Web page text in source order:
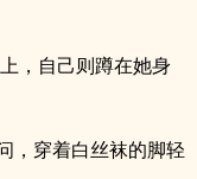
，自己则蹲在她身
，穿着白丝袜的脚轻